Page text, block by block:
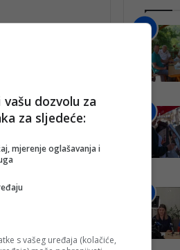
đeriz
je
Iako će
dozvolu za
za sljedeće:
mjerenje oglašavanja i
s vašeg uređaja (kolačiće,